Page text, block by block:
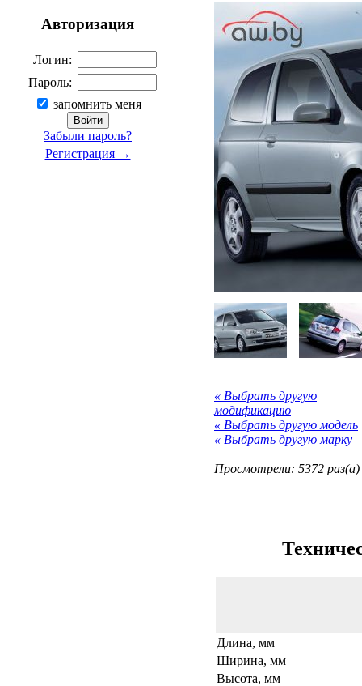
Авторизация
Логин:
Пароль:
запомнить меня
Забыли пароль?
Регистрация →
« Выбрать другую
модификацию
« Выбрать другую модель
« Выбрать другую марку
Просмотрели: 5372 раз(а)
Длина, мм
Ширина, мм
Высота, мм